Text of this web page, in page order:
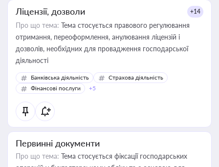
Ліцензії, дозволи +14
Про що тема: Тема стосується правового регулювання
отримання, переоформлення, анулювання ліцензій і
дозволів, необхідних для провадження господарської
діяльності
Банківська діяльність
Страхова діяльність
Фінансові послуги
+5
Первинні документи
Про що тема: Тема стосується фіксації господарських